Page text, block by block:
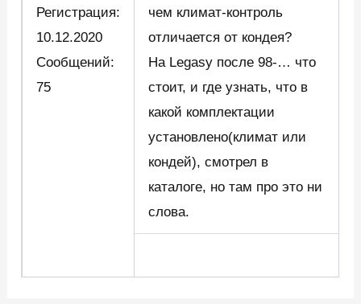
Регистрация:
10.12.2020
Сообщений:
75
чем климат-контроль
отличается от кондея?
На Legasy после 98-… что
стоит, и где узнать, что в
какой комплектации
установлено(климат или
кондей), смотрел в
каталоге, но там про это ни
слова.